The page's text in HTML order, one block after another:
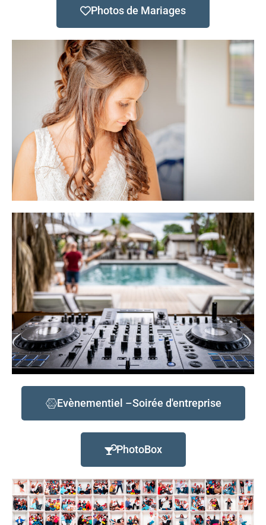
Photos de Mariages
Evènementiel –Soirée d'entreprise
PhotoBox